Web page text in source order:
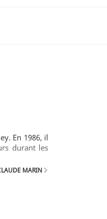
En 1986, il
durant les
MARIN